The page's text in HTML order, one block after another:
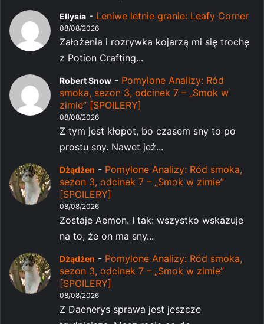
Ellysia - Leniwe letnie granie: Leafy Corner
08/08/2026
Założenia i rozrywka kojarzą mi się trochę
z Potion Crafting...
Robert Snow - Pomylone Analizy: Ród
smoka, sezon 3, odcinek 7 – „Smok w
zimie” [SPOILERY]
08/08/2026
Z tym jest kłopot, bo czasem sny to po
prostu sny. Nawet jeż...
Dżądżen - Pomylone Analizy: Ród smoka,
sezon 3, odcinek 7 – „Smok w zimie”
[SPOILERY]
08/08/2026
Zostaje Aemon. I tak: wszystko wskazuje
na to, że on ma sny...
Dżądżen - Pomylone Analizy: Ród smoka,
sezon 3, odcinek 7 – „Smok w zimie”
[SPOILERY]
08/08/2026
Z Daenerys sprawa jest jeszcze